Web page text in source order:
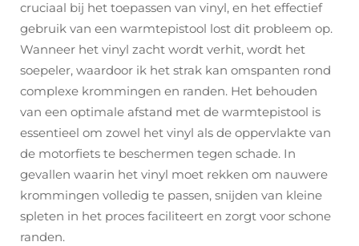
cruciaal bij het toepassen van vinyl, en het effectief
gebruik van een warmtepistool lost dit probleem op.
Wanneer het vinyl zacht wordt verhit, wordt het
soepeler, waardoor ik het strak kan omspanten rond
complexe krommingen en randen. Het behouden
van een optimale afstand met de warmtepistool is
essentieel om zowel het vinyl als de oppervlakte van
de motorfiets te beschermen tegen schade. In
gevallen waarin het vinyl moet rekken om nauwere
krommingen volledig te passen, snijden van kleine
spleten in het proces faciliteert en zorgt voor schone
randen.